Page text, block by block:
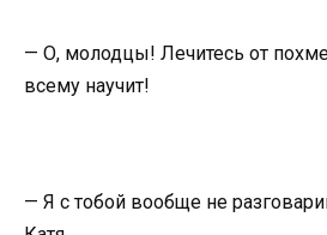
— О, молодцы! Лечитесь от
всему научит!
— Я с тобой вообще не